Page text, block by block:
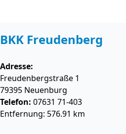
BKK Freudenberg
Adresse:
Freudenbergstraße 1
79395 Neuenburg
Telefon: 07631 71-403
Entfernung: 576.91 km